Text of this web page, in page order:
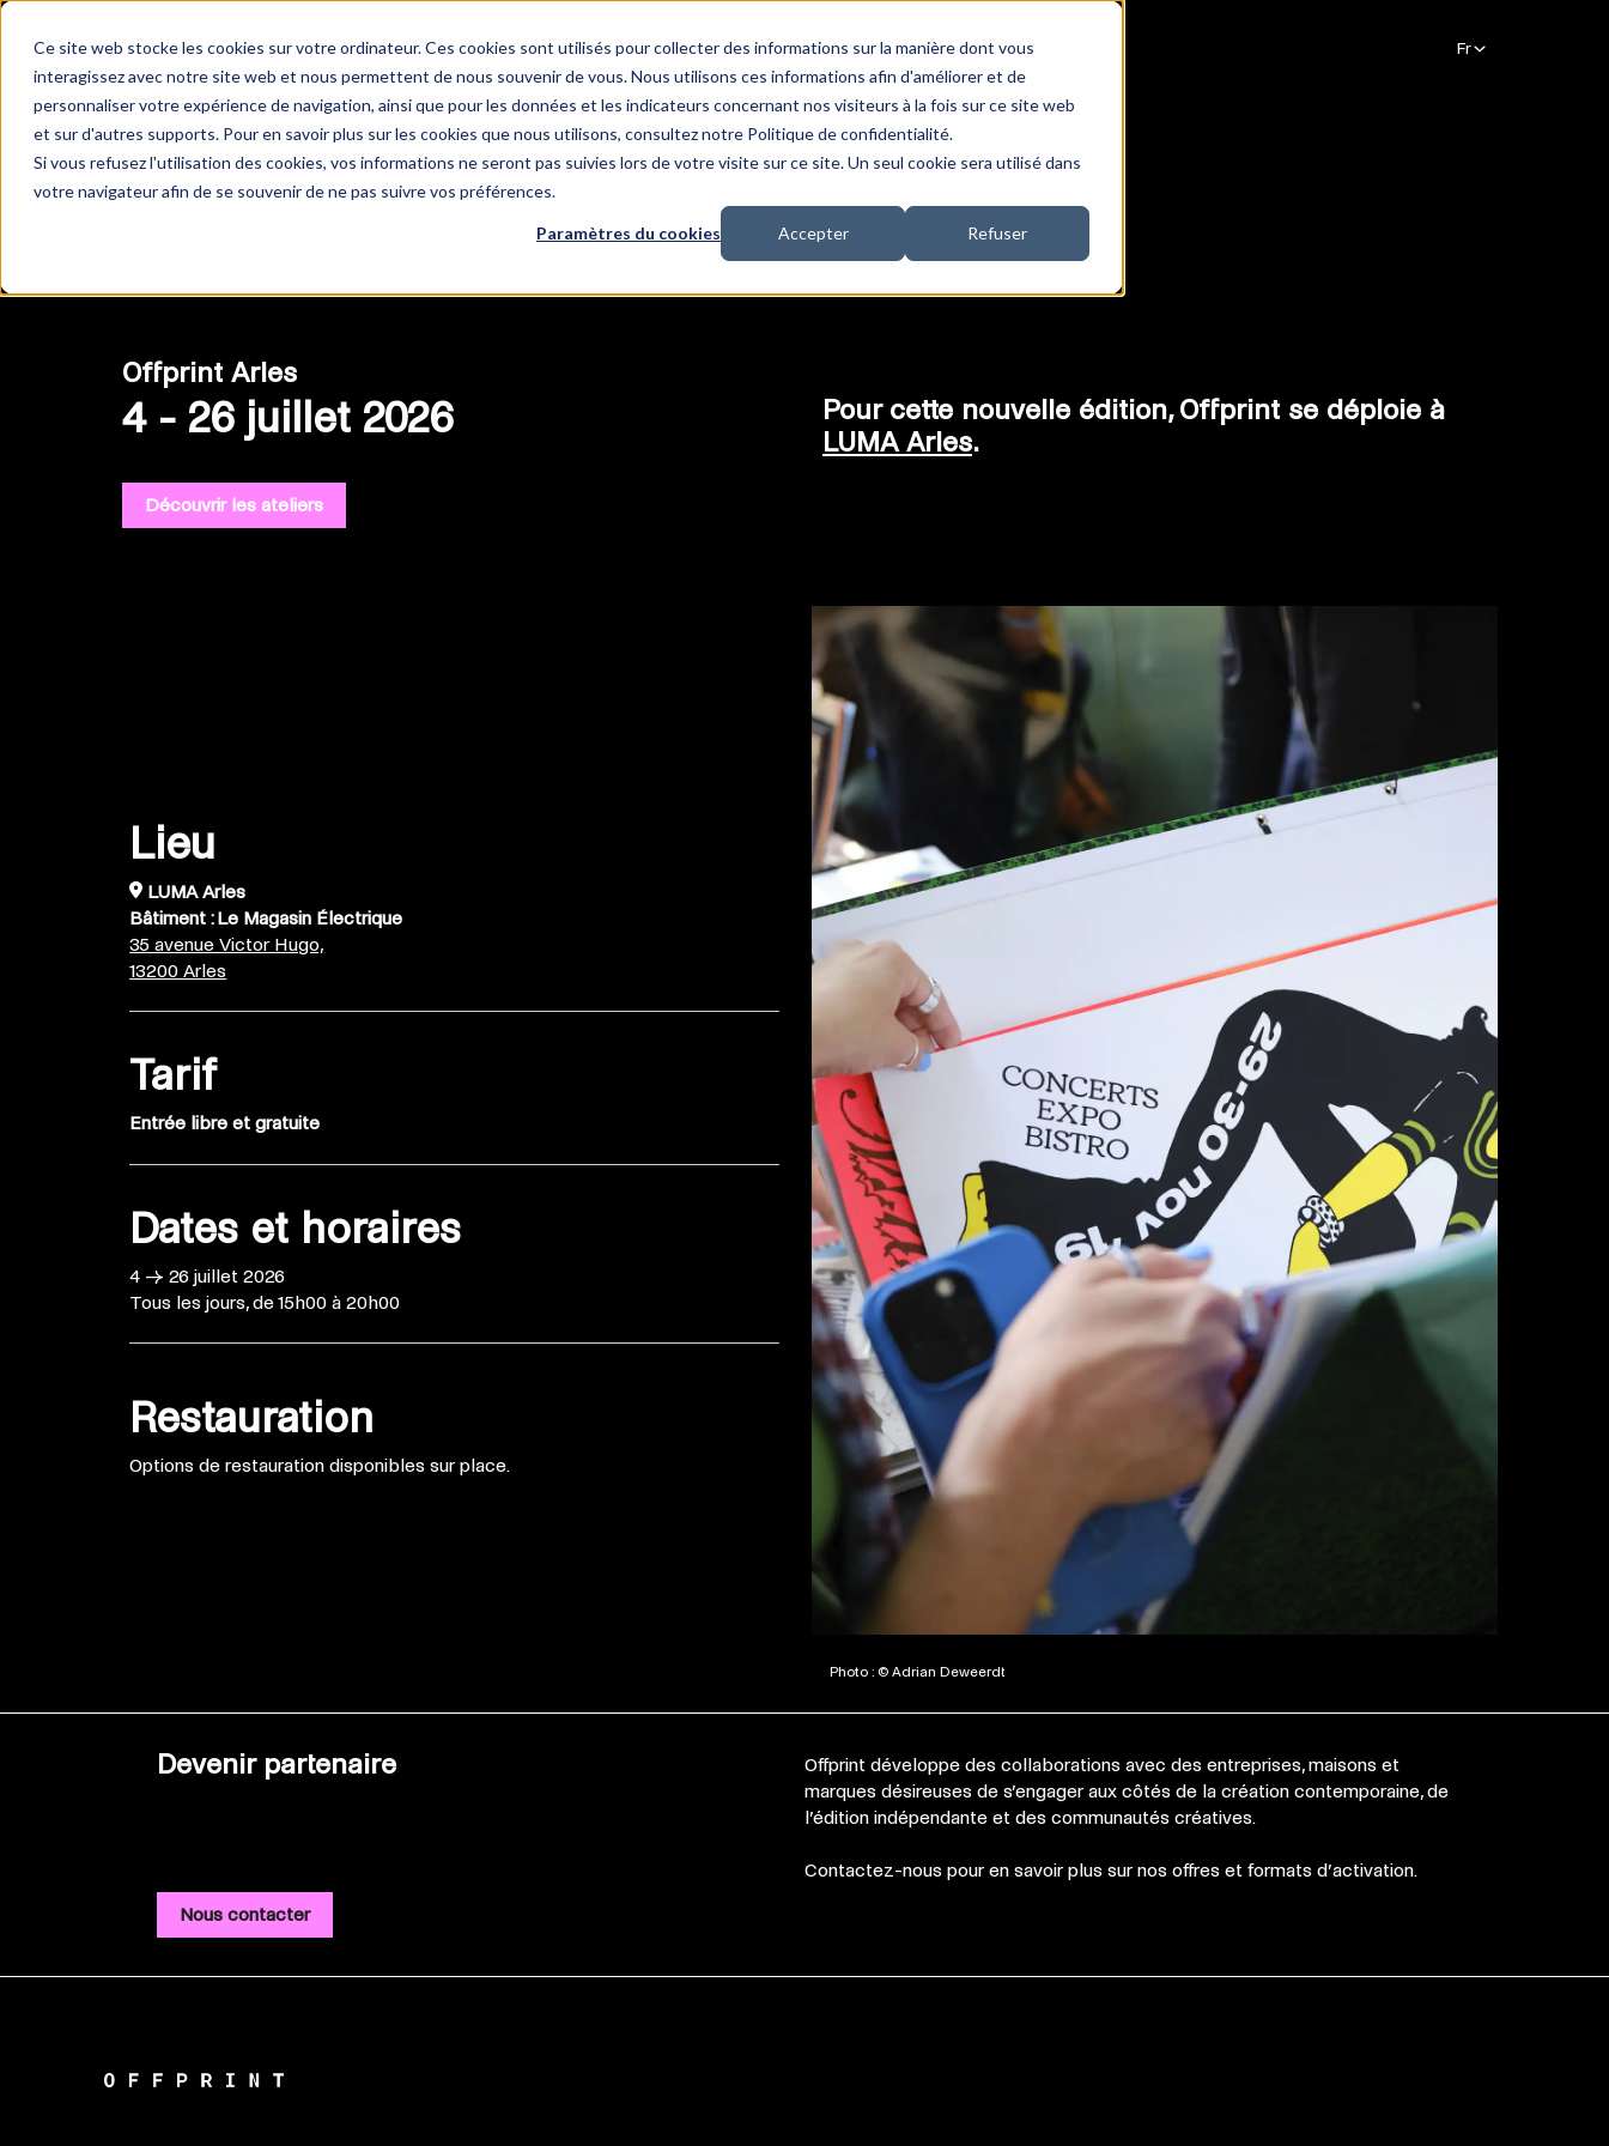
Ce site web stocke les cookies sur votre ordinateur. Ces cookies sont utilisés pour collecter des informations sur la manière dont vous
interagissez avec notre site web et nous permettent de nous souvenir de vous. Nous utilisons ces informations afin d'améliorer et de
personnaliser votre expérience de navigation, ainsi que pour les données et les indicateurs concernant nos visiteurs à la fois sur ce site web
et sur d'autres supports. Pour en savoir plus sur les cookies que nous utilisons, consultez notre Politique de confidentialité.
Si vous refusez l'utilisation des cookies, vos informations ne seront pas suivies lors de votre visite sur ce site. Un seul cookie sera utilisé dans
votre navigateur afin de se souvenir de ne pas suivre vos préférences.
Paramètres du cookies Accepter Refuser
Ateliers Informations pratiques Archives
Infos pratiques
Offprint Arles
4 - 26 juillet 2026
Découvrir les ateliers
Pour cette nouvelle édition, Offprint se déploie à
LUMA Arles.
Lieu
LUMA Arles
Bâtiment : Le Magasin Électrique
35 avenue Victor Hugo,
13200 Arles
Tarif
Entrée libre et gratuite
Dates et horaires
4 → 26 juillet 2026
Tous les jours, de 15h00 à 20h00
Restauration
Options de restauration disponibles sur place.
Photo : © Adrian Deweerdt
Devenir partenaire
Nous contacter
Offprint développe des collaborations avec des entreprises, maisons et
marques désireuses de s’engager aux côtés de la création contemporaine, de
l’édition indépendante et des communautés créatives.
Contactez-nous pour en savoir plus sur nos offres et formats d’activation.